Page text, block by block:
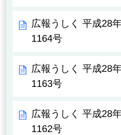
広報うしく 平成28
1164号
広報うしく 平成28
1163号
広報うしく 平成28
1162号